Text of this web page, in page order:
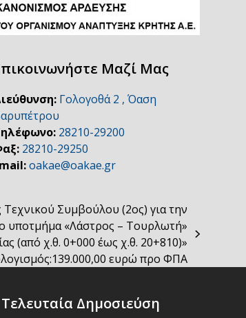
Μαζί Μας
Γολογοθά 2 , Όαση
28210-29200
28210-29250
oakae@oakae.gr
Συμβούλου (2ος) για την
υποτμήμα «Λάστρος – Τουρλωτή»
(από χ.θ. 0+000 έως χ.θ. 20+810)»
ευρώ προ ΦΠΑ
Τελευταία Δημοσιεύση